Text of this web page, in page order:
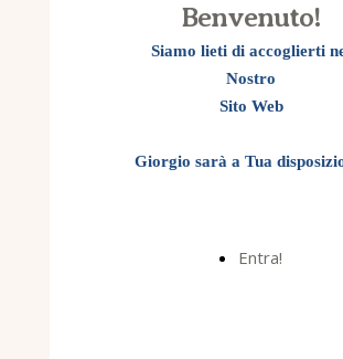
Benvenuto!
Siamo lieti di accoglierti
Nostro
Sito Web
Giorgio sarà a Tua
Entra!